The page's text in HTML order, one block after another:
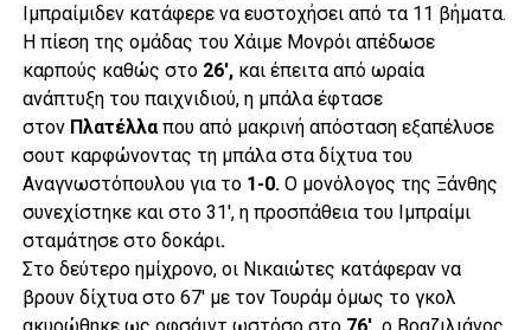
Iμπραίμιδεν κατάφερε να ευστοχήσει από τα 11 βήματα.
Η πίεση της ομάδας του Χάιμε Μονρόι απέδωσε
καρπούς καθώς στο 26′,και έπειτα από ωραία
ανάπτυξη του παιχνιδιού, η μπάλα έφτασε
στον Πλατέλλα που από μακρινή απόσταση εξαπέλυσε
σουτ καρφώνοντας τη μπάλα στα δίχτυα του
Αναγνωστόπουλου για το1-0. Ο μονόλογος της Ξάνθης
συνεχίστηκε και στο 31′, η προσπάθεια του Ιμπραίμι
σταμάτησε στο δοκάρι.
Στο δεύτερο ημίχρονο, οι Νικαιώτες κατάφεραν να
βρουν δίχτυα στο 67′ με τον Τουράμ όμως το γκολ